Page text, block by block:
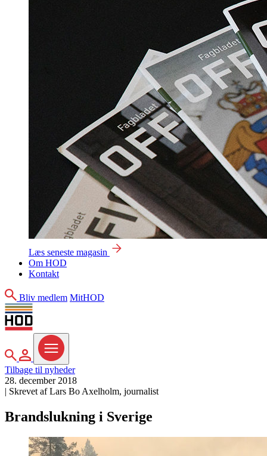
Læs seneste magasin
Om HOD
Kontakt
Søg
Bliv medlem MitHOD
MitHOD
Menu
Tilbage til nyheder
28. december 2018
| Skrevet af Lars Bo Axelholm, journalist
Brandslukning i Sverige